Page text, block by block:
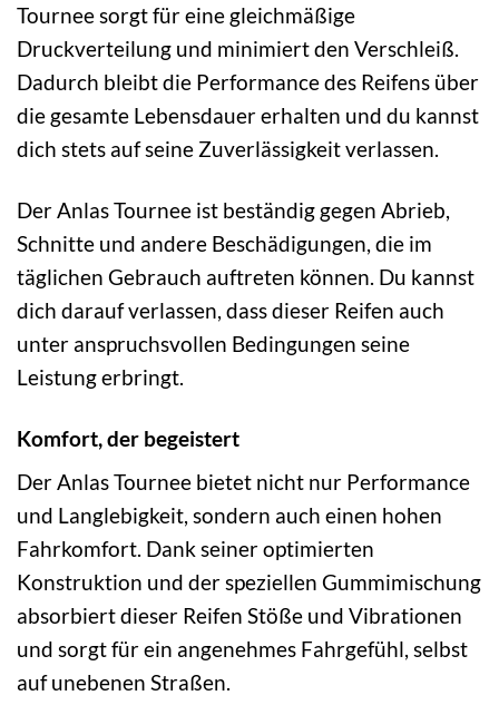
Tournee sorgt für eine gleichmäßige
Druckverteilung und minimiert den Verschleiß.
Dadurch bleibt die Performance des Reifens über
die gesamte Lebensdauer erhalten und du kannst
dich stets auf seine Zuverlässigkeit verlassen.
Der Anlas Tournee ist beständig gegen Abrieb,
Schnitte und andere Beschädigungen, die im
täglichen Gebrauch auftreten können. Du kannst
dich darauf verlassen, dass dieser Reifen auch
unter anspruchsvollen Bedingungen seine
Leistung erbringt.
Komfort, der begeistert
Der Anlas Tournee bietet nicht nur Performance
und Langlebigkeit, sondern auch einen hohen
Fahrkomfort. Dank seiner optimierten
Konstruktion und der speziellen Gummimischung
absorbiert dieser Reifen Stöße und Vibrationen
und sorgt für ein angenehmes Fahrgefühl, selbst
auf unebenen Straßen.